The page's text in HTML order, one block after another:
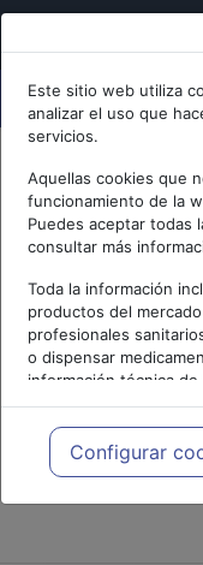
Este sitio web utiliza
analizar el uso que
servicios.
Aquellas cookies que
funcionamiento de la
Puedes aceptar todas
consultar más
Toda la información
productos del
profesionales
o dispensar
información técnica
meramente
profesionales
cada caso concreto,
necesidades del
Configurar